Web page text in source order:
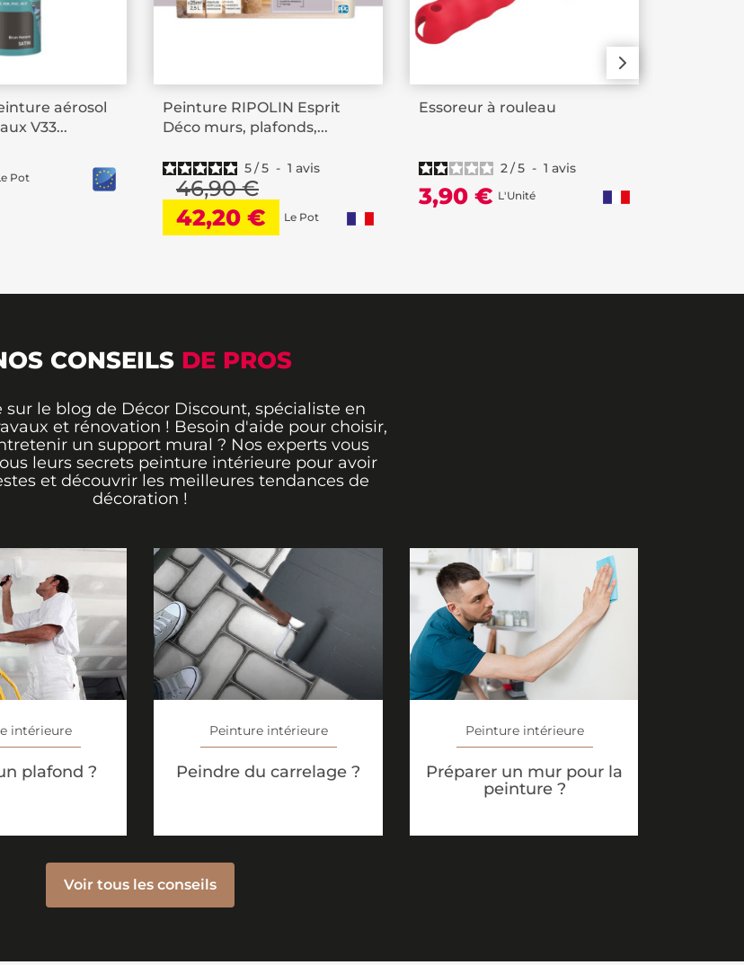
aérosol
V33...
Pot
Peinture RIPOLIN Esprit
Déco murs, plafonds,...
5/5 - 1 avis
46,90 €
42,20 € Le Pot
Essoreur à rouleau
2/5 - 1 avis
3,90 € L'Unité
CONSEILS DE PROS
sur le blog de Décor Discount, spécialiste en
et rénovation ! Besoin d'aide pour choisir,
un support mural ? Nos experts vous
leurs secrets peinture intérieure pour avoir
et découvrir les meilleures tendances de
décoration !
intérieure
plafond ?
Peinture intérieure
Peindre du carrelage ?
Peinture intérieure
Préparer un mur pour la
peinture ?
Voir tous les conseils